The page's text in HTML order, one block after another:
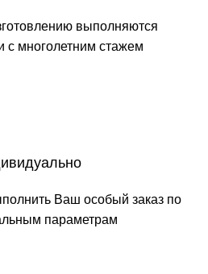
выполняются
с многолетним стажем
Ваш особый заказ по
параметрам